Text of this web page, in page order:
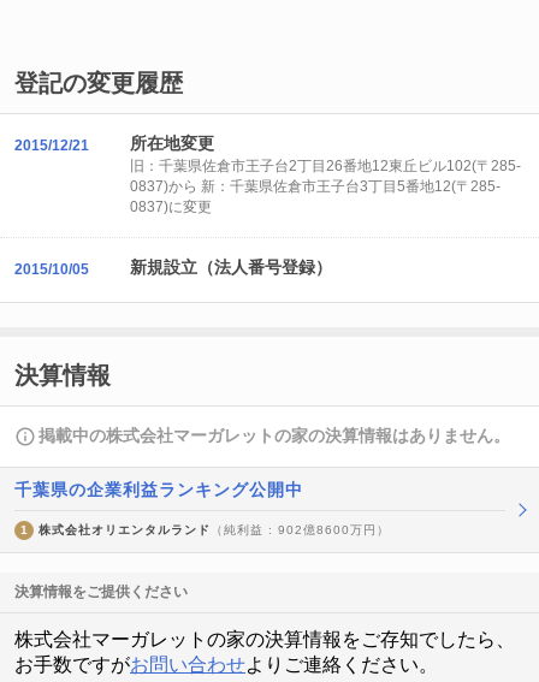
登記の変更履歴
2015/12/21 所在地変更
旧：千葉県佐倉市王子台2丁目26番地12東丘ビル102(〒285-
0837)から 新：千葉県佐倉市王子台3丁目5番地12(〒285-
0837)に変更
2015/10/05 新規設立（法人番号登録）
決算情報
掲載中の株式会社マーガレットの家の決算情報はありません。
千葉県の企業利益ランキング公開中
1 株式会社オリエンタルランド （純利益 : 902億8600万円）
決算情報をご提供ください
株式会社マーガレットの家の決算情報をご存知でしたら、
お手数ですがお問い合わせよりご連絡ください。